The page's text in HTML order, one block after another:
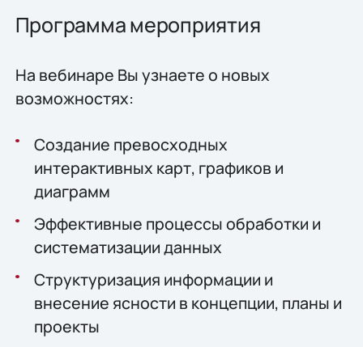
Программа мероприятия
На вебинаре Вы узнаете о новых
возможностях:
Создание превосходных
интерактивных карт, графиков и
диаграмм
Эффективные процессы обработки и
систематизации данных
Структуризация информации и
внесение ясности в концепции, планы и
проекты